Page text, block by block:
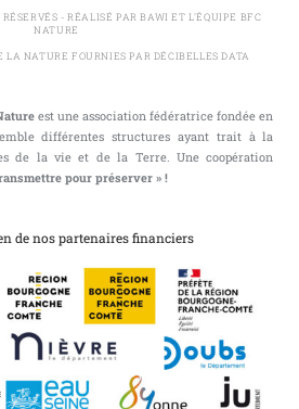
- RÉALISÉ PAR BAWI ET L'ÉQUIPE BFC
NATURE
LA NATURE FOURNIES PAR DÉCIBELLES DATA
est une association fédératrice fondée en
différentes structures ayant trait à la
de la vie et de la Terre. Une coopération
pour préserver » !
de nos partenaires financiers